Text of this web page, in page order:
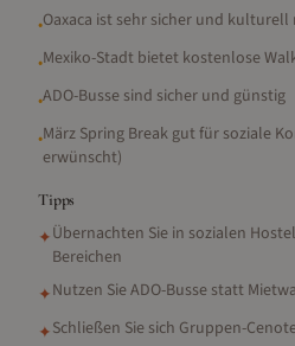
•Oaxaca ist sehr sicher und kulturell
•Mexiko-Stadt bietet kostenlose
•ADO-Busse sind sicher und günstig
•März Spring Break gut für soziale
erwünscht)
Tipps
✦Übernachten Sie in sozialen
Bereichen
✦Nutzen Sie ADO-Busse statt
✦Schließen Sie sich Gruppen-